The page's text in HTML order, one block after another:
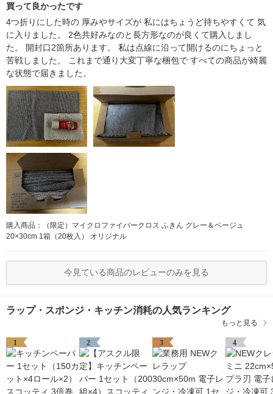
買って良かったです
4つ折りにした時の 厚みやサイズが 私にはちょうど持ちやすくて 気
に入りました。 2色共好みなのと長方形なのが良くて購入しまし
た。 開封口2箇所あります。 私は点線に沿って開けるのにちょっと
苦戦しました。 これまで通り大変丁寧な梱包で すべての商品が綺麗
な状態で届きました。
購入商品：（限定）マイクロファイバークロス ふきん グレー＆ベージュ
20×30cm 1箱（20枚入） オリジナル
今見ている商品のレビューのみを見る
ラップ・スポンジ・キッチン消耗の人気ランキング
もっと見る
1 2 3 4